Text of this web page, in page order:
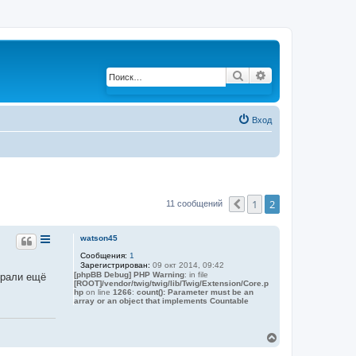
Поиск
Вход
11 сообщений Пред.
1 2
watson45
Сообщения: 1
Зарегистрирован: 09 окт 2014, 09:42
[phpBB Debug] PHP Warning: in file
[ROOT]/vendor/twig/twig/lib/Twig/Extension/Core.p
hpon line 1266: count(): Parameter must be an
array or an object that implements Countable
ещё